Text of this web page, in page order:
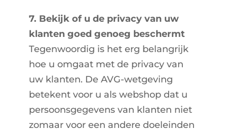
7. Bekijk of u de privacy van uw
klanten goed genoeg beschermt
Tegenwoordig is het erg belangrijk
hoe u omgaat met de privacy van
uw klanten. De AVG-wetgeving
betekent voor u als webshop dat u
persoonsgegevens van klanten niet
zomaar voor een andere doeleinden